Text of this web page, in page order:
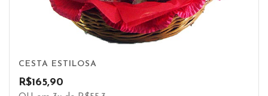
CESTA ESTILOSA
R$165,90